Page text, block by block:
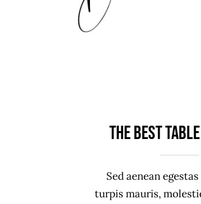
The best
Sed aenean
turpis mauris,